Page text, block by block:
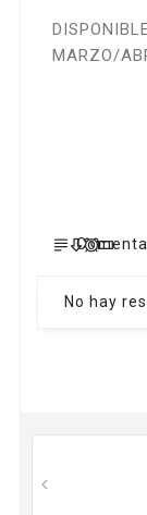
MARZO/
No hay